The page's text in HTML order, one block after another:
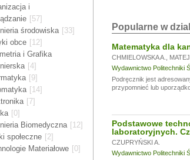
i
[57]
środowiska [33]
obce [12]
i Grafika
[4]
[9]
[14]
[7]
[0]
Biomedyczna [12]
społeczne [2]
Materiałowe [0]
Popularne w
Matematyka dla
CHMIELOWSKA A.
Wydawnictwo Politechniki
Podręcznik jest
przypomnieć lub
Podstawowe
laboratoryjnych.
CZUPRYŃSKI A.
Wydawnictwo Politechniki